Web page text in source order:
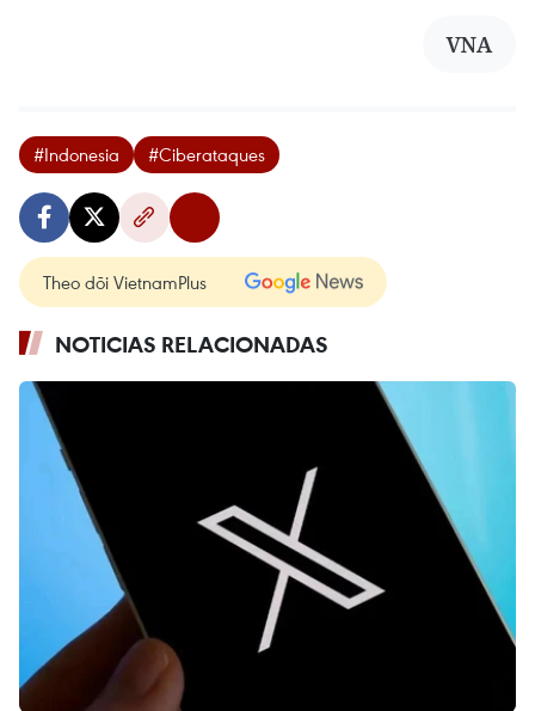
VNA
#Indonesia #Ciberataques
Theo dõi VietnamPlus
NOTICIAS RELACIONADAS